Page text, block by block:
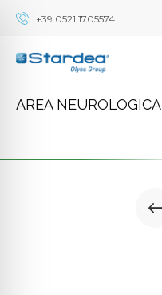
+39 0521 1705574
AREA NEUROLOGICA